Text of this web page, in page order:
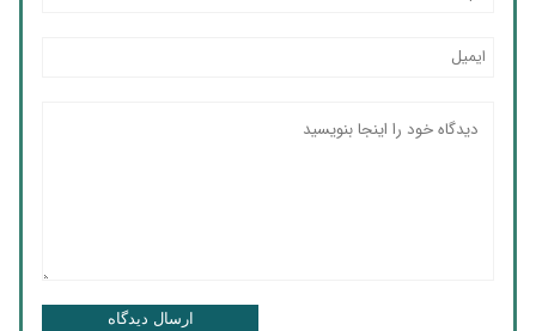
ارسال دیدگاه